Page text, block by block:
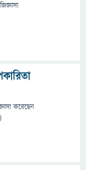
জিজ্ঞাসা
করেছেন